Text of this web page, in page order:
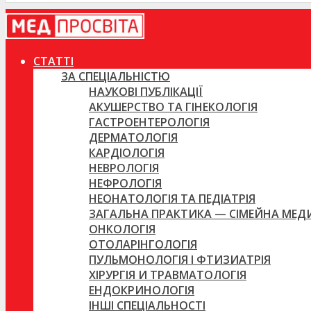
СТАТТІ
ЗА СПЕЦІАЛЬНІСТЮ
НАУКОВІ ПУБЛІКАЦІЇ
АКУШЕРСТВО ТА ГІНЕКОЛОГІЯ
ГАСТРОЕНТЕРОЛОГІЯ
ДЕРМАТОЛОГІЯ
КАРДІОЛОГІЯ
НЕВРОЛОГІЯ
НЕФРОЛОГІЯ
НЕОНАТОЛОГІЯ ТА ПЕДІАТРІЯ
ЗАГАЛЬНА ПРАКТИКА — СІМЕЙНА
ОНКОЛОГІЯ
ОТОЛАРІНГОЛОГІЯ
ПУЛЬМОНОЛОГІЯ І ФТИЗИАТРІЯ
ХІРУРГІЯ И ТРАВМАТОЛОГІЯ
ЕНДОКРИНОЛОГІЯ
ІНШІ СПЕЦІАЛЬНОСТІ